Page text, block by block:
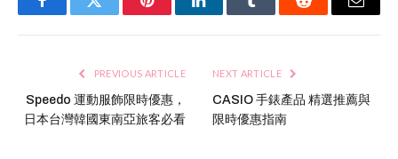
FacebookTwitter PinterestLinkedInTumblr Reddit Email
PREVIOUS ARTICLE
Speedo 運動服飾限時優惠，
日本台灣韓國東南亞旅客必看
NEXT ARTICLE
CASIO 手錶產品 精選推薦與
限時優惠指南